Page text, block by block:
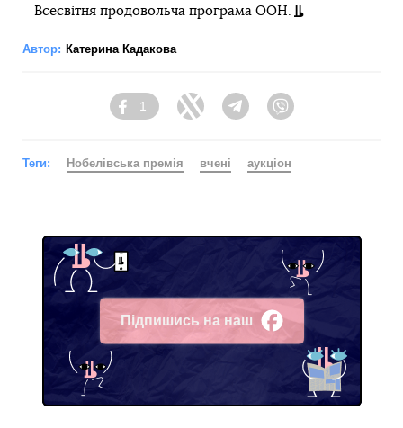
Всесвітня продовольча програма ООН.
Автор: Катерина Кадакова
Facebook
1
Twitter Telegram
Теги: Нобелівська премія вчені аукціон
Підпишись на наш
Facebook